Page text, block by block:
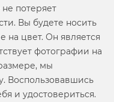
потеряет
Вы будете носить
на цвет. Он является
фотографии на
мы
Воспользовавшись
и удостовериться.